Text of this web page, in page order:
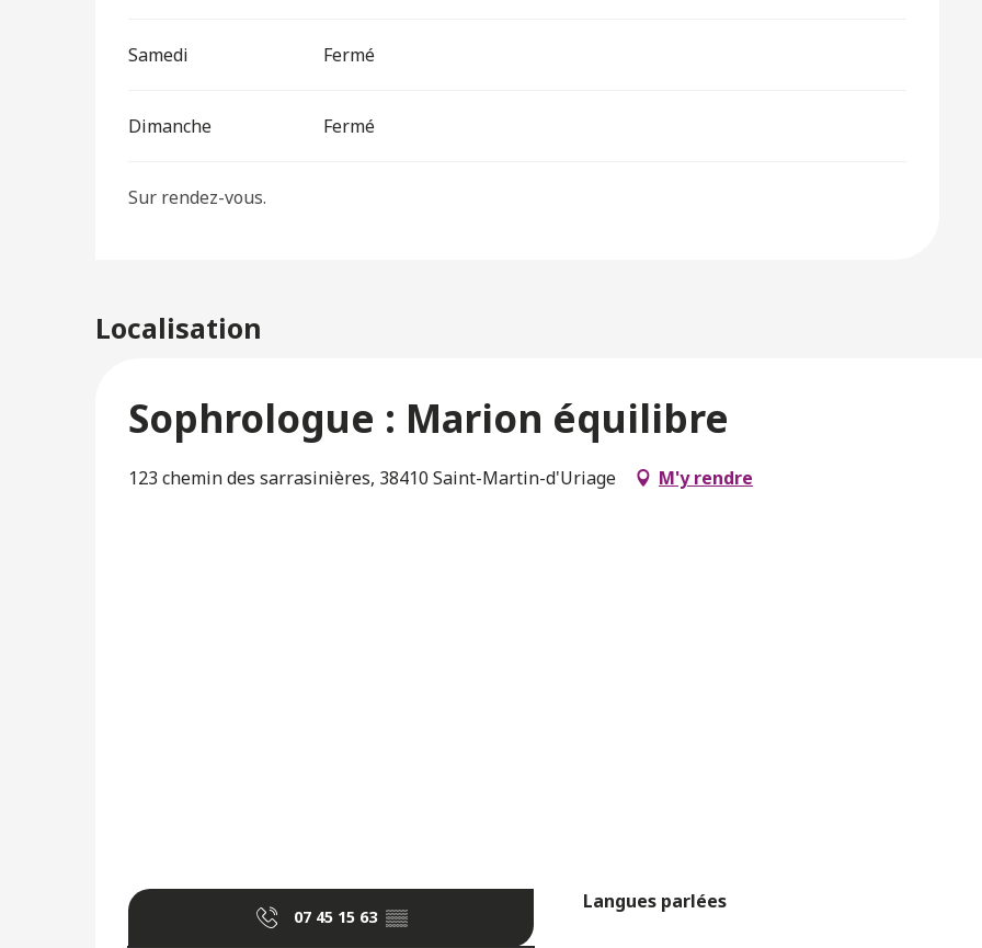
Samedi Fermé
Dimanche Fermé
Sur rendez-vous.
Localisation
Sophrologue : Marion équilibre
123 chemin des sarrasinières, 38410 Saint-Martin-d'Uriage M'y rendre
07 45 15 63 ▒▒
Langues parlées
Langues parlées